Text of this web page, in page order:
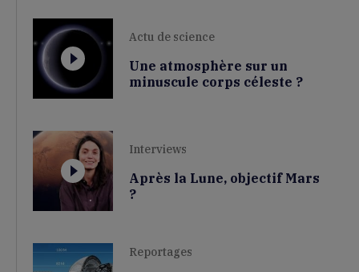
Actu de science
Une atmosphère sur un
minuscule corps céleste ?
Interviews
Après la Lune, objectif Mars
?
Reportages